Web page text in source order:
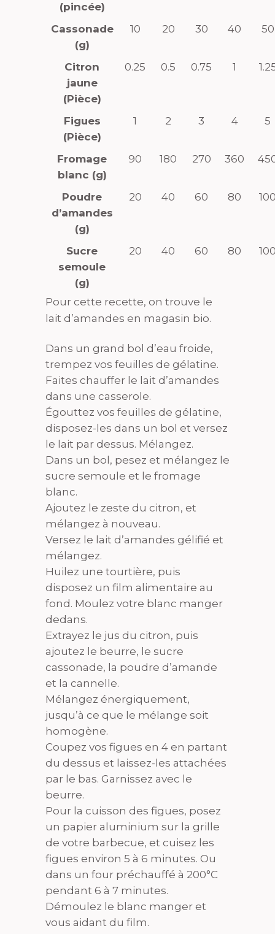
(pincée)
Cassonade
(g)
10 20 30 40 50
Citron
jaune
(Pièce)
0.25 0.5 0.75 1
Figues
(Pièce)
1 2 3 4 5
Fromage
blanc (g)
90 180 270 360
Poudre
d’amandes
(g)
20 40 60 80
Sucre
semoule
(g)
20 40 60 80
Pour cette recette, on trouve le
lait d’amandes en magasin bio.
Dans un grand bol d’eau froide,
trempez vos feuilles de gélatine.
Faites chauffer le lait d’amandes
dans une casserole.
Égouttez vos feuilles de gélatine,
disposez-les dans un bol et versez
le lait par dessus. Mélangez.
Dans un bol, pesez et mélangez le
sucre semoule et le fromage
blanc.
Ajoutez le zeste du citron, et
mélangez à nouveau.
Versez le lait d’amandes gélifié et
mélangez.
Huilez une tourtière, puis
disposez un film alimentaire au
fond. Moulez votre blanc manger
dedans.
Extrayez le jus du citron, puis
ajoutez le beurre, le sucre
cassonade, la poudre d’amande
et la cannelle.
Mélangez énergiquement,
jusqu’à ce que le mélange soit
homogène.
Coupez vos figues en 4 en partant
du dessus et laissez-les attachées
par le bas. Garnissez avec le
beurre.
Pour la cuisson des figues, posez
un papier aluminium sur la grille
de votre barbecue, et cuisez les
figues environ 5 à 6 minutes. Ou
dans un four préchauffé à 200°C
pendant 6 à 7 minutes.
Démoulez le blanc manger et
vous aidant du film.